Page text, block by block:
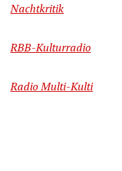
Nachtkritik
RBB-Kulturradio
RadioMulti-Kulti